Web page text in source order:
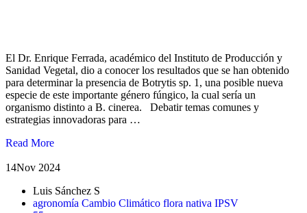
El Dr. Enrique Ferrada, académico del Instituto de Producción y
Sanidad Vegetal, dio a conocer los resultados que se han obtenido
para determinar la presencia de Botrytis sp. 1, una posible nueva
especie de este importante género fúngico, la cual sería un
organismo distinto a B. cinerea. Debatir temas comunes y
estrategias innovadoras para …
Read More
14Nov 2024
Luis Sánchez S
agronomía Cambio Climático flora nativa IPSV